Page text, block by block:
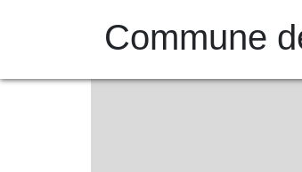
Commune